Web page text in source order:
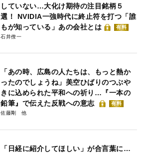
していない…大化け期待の注目銘柄５
選！ NVIDIA一強時代に終止符を打つ「誰
もが知っている」あの会社とは
有料
石井僚一
「あの時、広島の人たちは、もっと熱か
ったのでしょうね」美空ひばりのつぶや
きに込められた平和への祈り…『一本の
鉛筆』で伝えた反戦への意志
有料
佐藤剛
「日経に紹介してほしい」が合言葉に…